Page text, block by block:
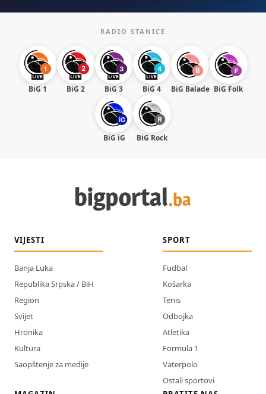
RADIO STANICE
BiG 1 BiG 2 BiG 3 BiG 4 BiG Balade BiG Folk
BiG iG BiG Rock
VIJESTI
Banja Luka
Republika Srpska / BiH
Region
Svijet
Hronika
Kultura
Saopštenje za medije
SPORT
Fudbal
Košarka
Tenis
Odbojka
Atletika
Formula 1
Vaterpolo
Ostali sportovi